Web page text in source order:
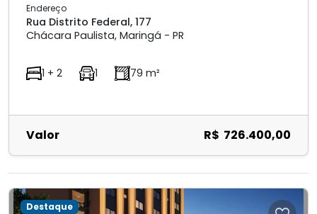
Endereço
Rua Distrito Federal, 177
Chácara Paulista, Maringá - PR
1 + 2 1 79 m²
Valor R$ 726.400,00
Destaque